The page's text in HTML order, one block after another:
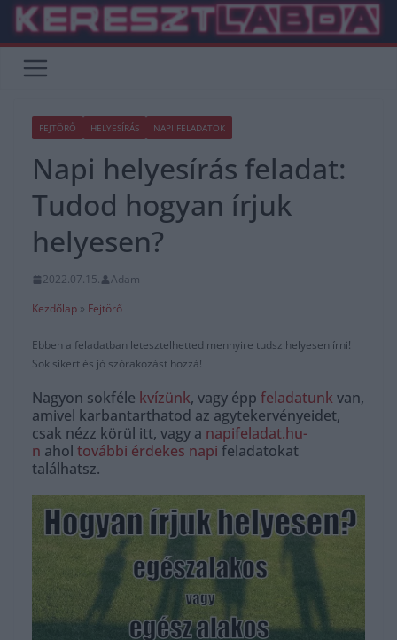
Skip
content
FEJTÖRŐ HELYESÍRÁS NAPI FELADATOK
Napi helyesírás feladat:
Tudod hogyan írjuk
helyesen?
2022.07.15.
Adam
Kezdőlap » Fejtörő
Ebben a feladatban letesztelhetted mennyire tudsz helyesen írni!
Sok sikert és jó szórakozást hozzá!
Nagyon sokféle kvízünk, vagy épp feladatunk van,
amivel karbantarthatod az agytekervényeidet,
csak nézz körül itt, vagy a napifeladat.hu-
n ahol további érdekes napi feladatokat
találhatsz.